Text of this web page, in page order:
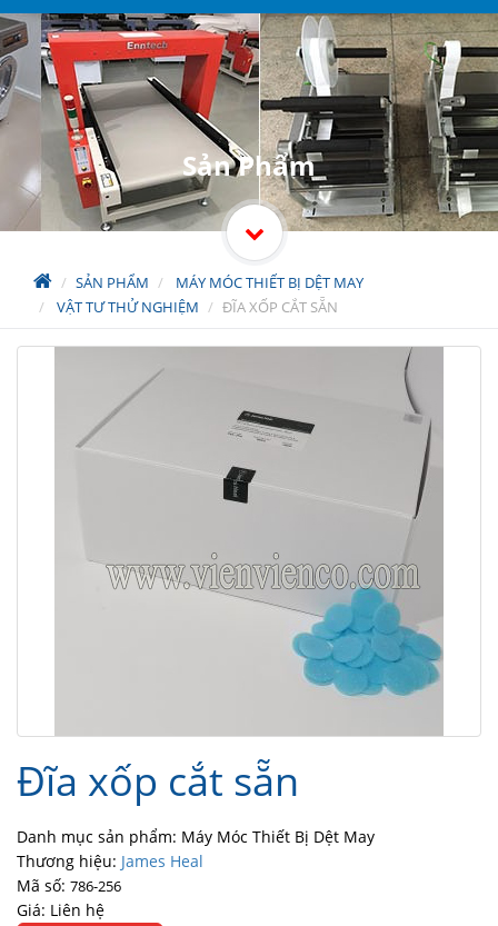
SẢN PHẨM
MÁY MÓC THIẾT BỊ DỆT MAY
VẬT TƯ THỬ NGHIỆM
ĐĨA XỐP CẮT SẴN
Sản Phẩm
Đĩa xốp cắt sẵn
Danh mục sản phẩm: Máy Móc Thiết Bị Dệt May
Thương hiệu: James Heal
Mã số: 786-256
Giá: Liên hệ